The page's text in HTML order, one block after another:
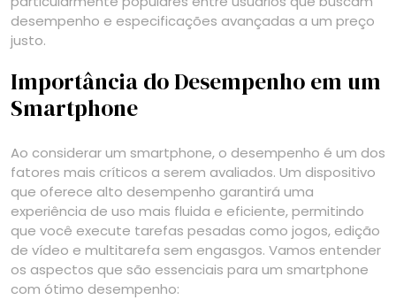
desempenho e especificações avançadas a um preço
justo.
Importância do Desempenho em um
Smartphone
Ao considerar um smartphone, o desempenho é um dos
fatores mais críticos a serem avaliados. Um dispositivo
que oferece alto desempenho garantirá uma
experiência de uso mais fluida e eficiente, permitindo
que você execute tarefas pesadas como jogos, edição
de vídeo e multitarefa sem engasgos. Vamos entender
os aspectos que são essenciais para um smartphone
com ótimo desempenho: